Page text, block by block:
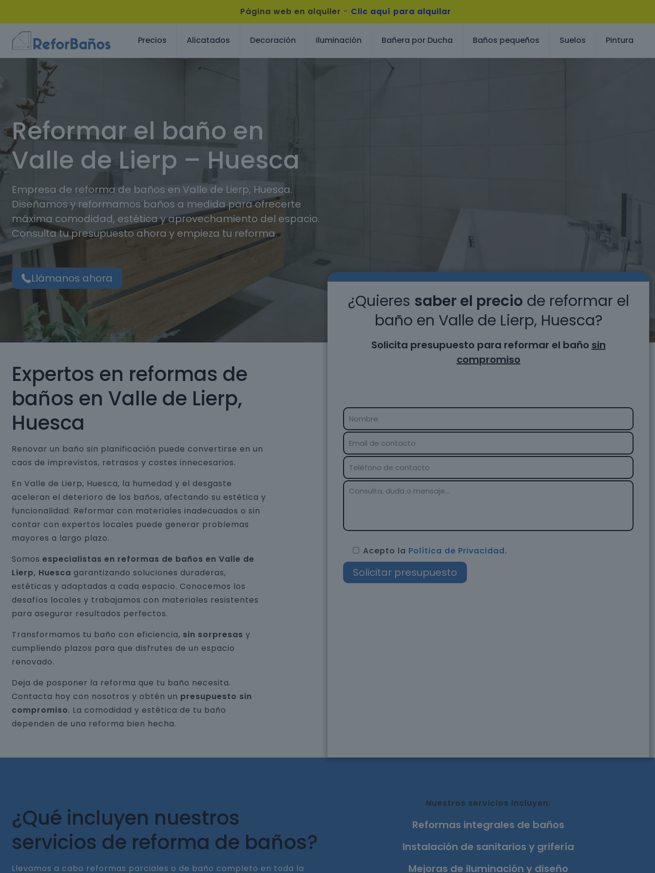
Página web en alquiler - Clic aquí para alquilar
Precios Alicatados Decoración Iluminación Bañera por Ducha Baños pequeños Suelos Pintura
Reformar el baño en
Valle de Lierp – Huesca
Empresa de reforma de baños en Valle de Lierp, Huesca.
Diseñamos y reformamos baños a medida para ofrecerte
máxima comodidad, estética y aprovechamiento del espacio.
Consulta tu presupuesto ahora y empieza tu reforma.
Llámanos ahora
Expertos en reformas de
baños en Valle de Lierp,
Huesca
Renovar un baño sin planificación puede convertirse en un
caos de imprevistos, retrasos y costes innecesarios.
En Valle de Lierp, Huesca, la humedad y el desgaste
aceleran el deterioro de los baños, afectando su estética y
funcionalidad. Reformar con materiales inadecuados o sin
contar con expertos locales puede generar problemas
mayores a largo plazo.
Somos especialistas en reformas de baños en Valle de
Lierp, Huesca garantizando soluciones duraderas,
estéticas y adaptadas a cada espacio. Conocemos los
desafíos locales y trabajamos con materiales resistentes
para asegurar resultados perfectos.
Transformamos tu baño con eficiencia, sin sorpresas y
cumpliendo plazos para que disfrutes de un espacio
renovado.
Deja de posponer la reforma que tu baño necesita.
Contacta hoy con nosotros y obtén un presupuesto sin
compromiso. La comodidad y estética de tu baño
dependen de una reforma bien hecha.
¿Quieres saber el precio de reformar el
baño en Valle de Lierp, Huesca?
Solicita presupuesto para reformar el baño sin
compromiso
Acepto la Política de Privacidad.
¿Qué incluyen nuestros
servicios de reforma de baños?
Llevamos a cabo reformas parciales o de baño completo en toda la
Nuestros servicios incluyen:
Reformas integrales de baños
Instalación de sanitarios y grifería
Mejoras de iluminación y diseño